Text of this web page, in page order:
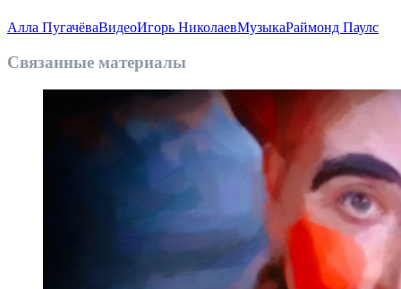
Алла ПугачёваВидеоИгорь НиколаевМузыкаРаймонд Паулс
Связанные материалы